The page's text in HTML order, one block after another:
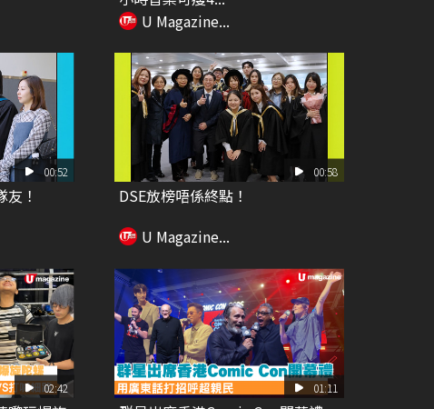
U Magazine...
00:52
！
00:58
DSE放榜唔係終點！
U Magazine...
02:42 01:11